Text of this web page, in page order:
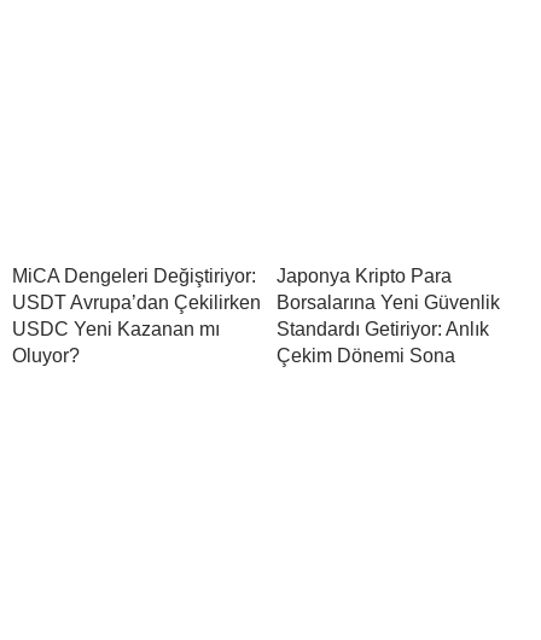
MiCA Dengeleri Değiştiriyor:
USDT Avrupa’dan Çekilirken
USDC Yeni Kazanan mı
Oluyor?
Japonya Kripto Para
Borsalarına Yeni Güvenlik
Standardı Getiriyor: Anlık
Çekim Dönemi Sona